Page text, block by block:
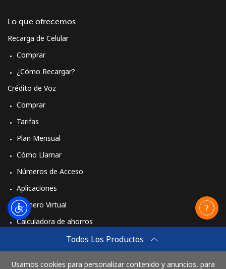
Todos Los Productos
Usamos cookies para personalizar contenido y anuncios, para
Lo que ofrecemos
Recarga de Celular
Comprar
¿Cómo Recargar?
Crédito de Voz
Comprar
Tarifas
Plan Mensual
Cómo Llamar
Números de Acceso
Aplicaciones
Número Virtual
Calculadora de ahorros
Comprar